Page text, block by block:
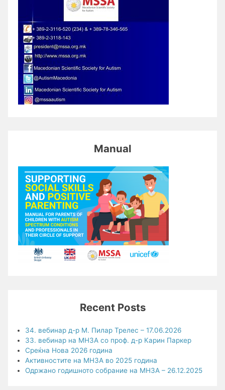
Manual
Recent Posts
34. вебинар д-р М. Пилар Трелес – 17.06.2026
33. вебинар на МНЗА со проф. д-р Карин Паркер
Среќна Нова 2026 година
Активностите на МНЗА во 2025 година
Одржано годишното собрание на МНЗА – 26.12.2025